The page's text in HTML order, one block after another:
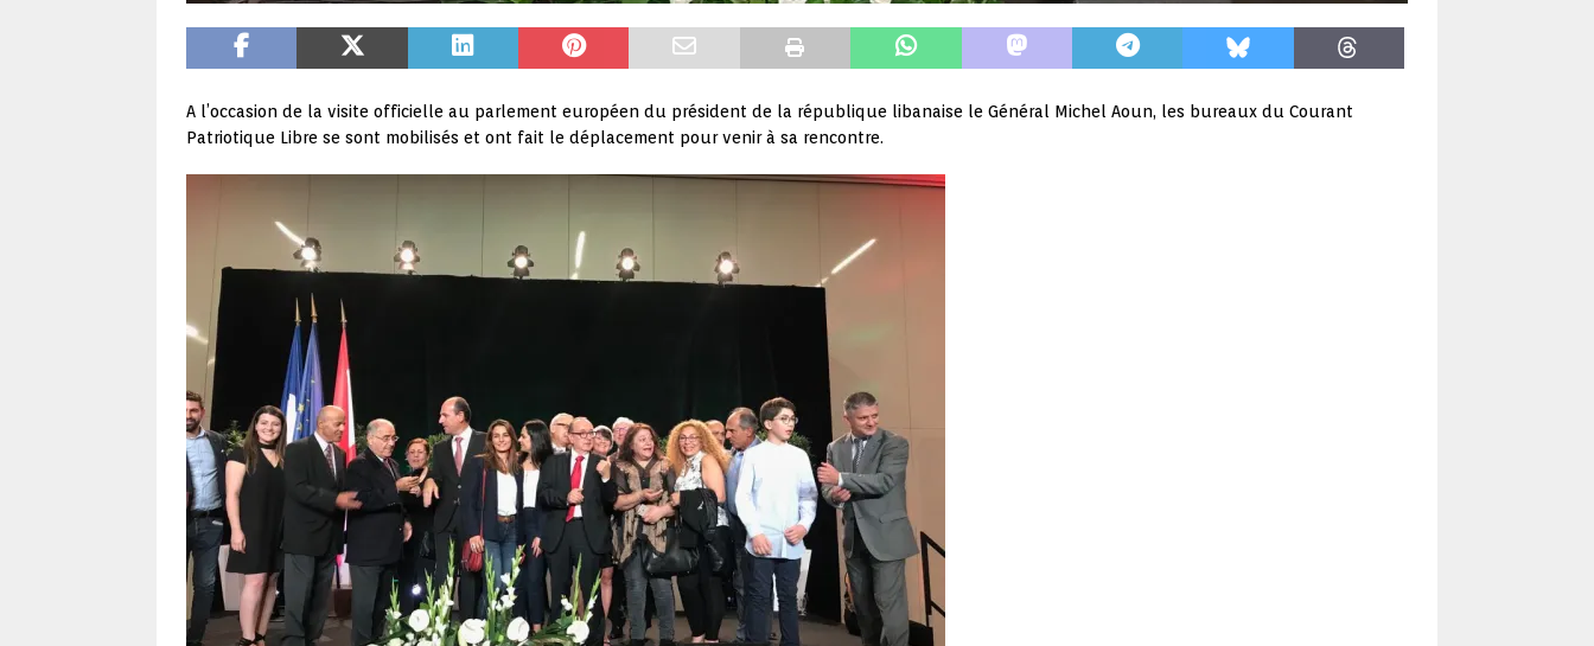
A l’occasion de la visite officielle au parlement européen du président de la république libanaise le Général Michel Aoun, les bureaux du Courant
Patriotique Libre se sont mobilisés et ont fait le déplacement pour venir à sa rencontre.